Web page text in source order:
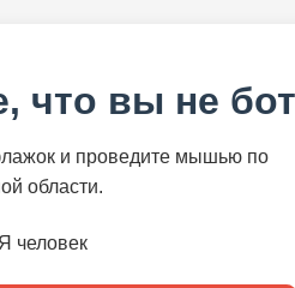
что вы не бот
и проведите мышью по
области.
Я человек